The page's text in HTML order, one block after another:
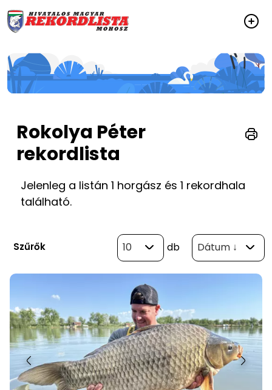
Rokolya Péter
rekordlista
Jelenleg a listán 1 horgász és 1 rekordhala
található.
Szűrők 10 db Dátum ↓
Előző